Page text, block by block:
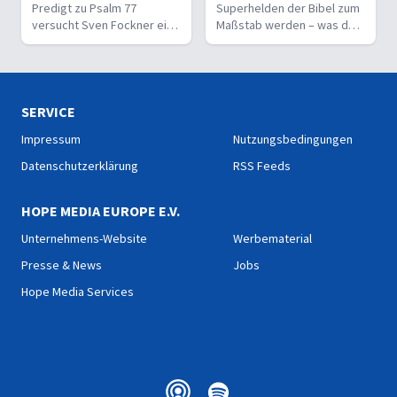
Predigt zu Psalm 77
versucht Sven Fockner eine
radikale Aussage Asafs zu
keine Gotteserkenntnis.
Superhelden der Bibel zum
Maßstab werden – was darf
ein normaler Gläubiger
SERVICE
Impressum
Datenschutzerklärung
Nutzungsbedingungen
RSS Feeds
HOPE MEDIA EUROPE E.V.
Unternehmens-Website
Presse & News
Hope Media Services
Werbematerial
Jobs